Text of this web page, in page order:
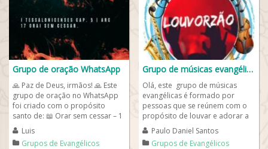
Grupo de oração WhatsApp
🙏 Paz de Deus, irmãos! 🙏 Este
grupo de oração no WhatsApp
foi criado com o propósito
santo de: 📖 Orar sem cessar – 1
Tessalonicenses 5:17 📢...
Luis
Grupos de Evangélicos
Grupo de músicas evangélicas
Olá, este grupo de músicas
evangélicas é formado por
pessoas que se reúnem com o
propósito de louvar e adorar a
Deus por meio da música.
Cristãos,...
Paulo Daniel Santos
Grupos de Evangélicos